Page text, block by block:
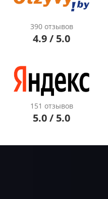
390 отзывов
4.9 / 5.0
151 отзывов
5.0 / 5.0